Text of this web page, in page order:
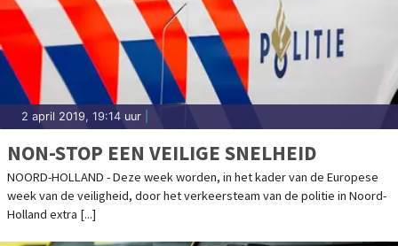
2 april 2019, 19:14 uur
NON-STOP EEN VEILIGE SNELHEID
NOORD-HOLLAND - Deze week worden, in het kader van de Europese
week van de veiligheid, door het verkeersteam van de politie in Noord-
Holland extra [...]